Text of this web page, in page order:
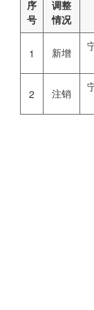
序
号
调整
情况
1 新增
2 注销